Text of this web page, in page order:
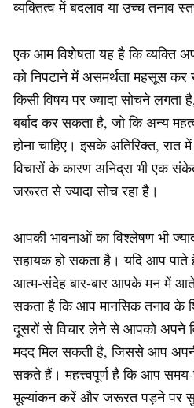
व्यक्तित्व में बदलाव या उच्च तनाव
एक आम विशेषता यह है कि व्यक्ति
को निपटाने में असमर्थता महसूस
किसी विषय पर ज्यादा सोचने
बर्बाद कर सकता है, जो कि अन्य
होना चाहिए। इसके अतिरिक्त, रात
विचारों के कारण अनिद्रा भी एक
जरूरत से ज्यादा सोच रहा है।
आपकी भावनाओं का विश्लेषण भी
सहायक हो सकता है। यदि आप पाते
आत्म-संदेह बार-बार आपके मन में
सकता है कि आप मानसिक तनाव के
दूसरों से विचार लेने से आपको अपने
मदद मिल सकती है, जिससे आप
सकते हैं। महत्त्वपूर्ण है कि आप
मूल्यांकन करें और जरूरत पड़ने पर